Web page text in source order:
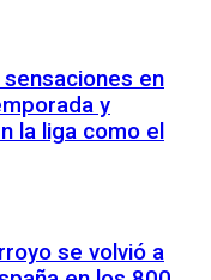
en
y
la liga como el
se volvió a